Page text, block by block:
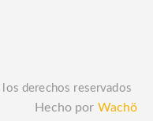
derechos reservados
Hecho por Wachö